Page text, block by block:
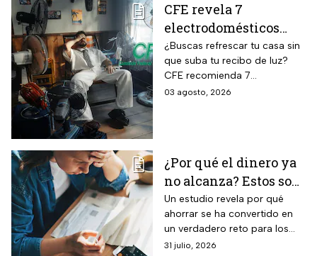
CFE revela 7
electrodomésticos
para combatir el calor
sin que se dispare tu
recibo de luz
¿Buscas refrescar tu casa sin
que suba tu recibo de luz?
CFE recomienda 7
electrodomésticos eficientes
03 agosto, 2026
¿Por qué el dinero ya
no alcanza? Estos son
los gastos que más
impactan a los
mexicanos
Un estudio revela por qué
ahorrar se ha convertido en
un verdadero reto para los
mexicanos.
31 julio, 2026